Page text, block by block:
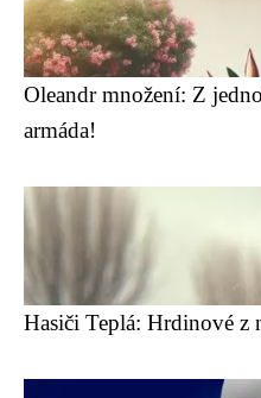
Oleandr množení: Z
armáda!
Hasiči Teplá: Hrdinové z